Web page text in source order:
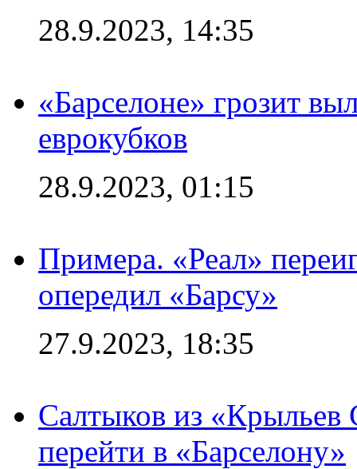
28.9.2023, 14:35
«Барселоне» грозит
еврокубков
28.9.2023, 01:15
Примера. «Реал»
опередил «Барсу»
27.9.2023, 18:35
Салтыков из «Крыльев
перейти в «Барселону»